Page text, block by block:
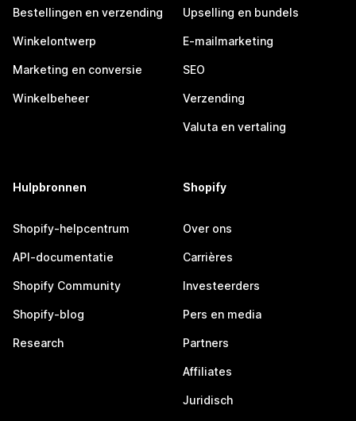
Bestellingen en verzending
Winkelontwerp
Marketing en conversie
Winkelbeheer
Upselling en bundels
E-mailmarketing
SEO
Verzending
Valuta en vertaling
Hulpbronnen
Shopify-helpcentrum
API-documentatie
Shopify Community
Shopify-blog
Research
Shopify
Over ons
Carrières
Investeerders
Pers en media
Partners
Affiliates
Juridisch